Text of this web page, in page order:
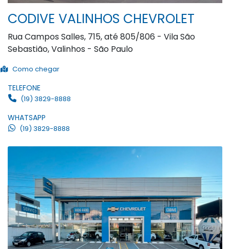
CODIVE VALINHOS CHEVROLET
Rua Campos Salles, 715, até 805/806 - Vila São
Sebastião, Valinhos - São Paulo
Como chegar
TELEFONE
(19) 3829-8888
WHATSAPP
(19) 3829-8888